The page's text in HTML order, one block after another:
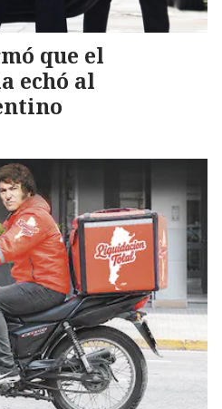
que el
echó al